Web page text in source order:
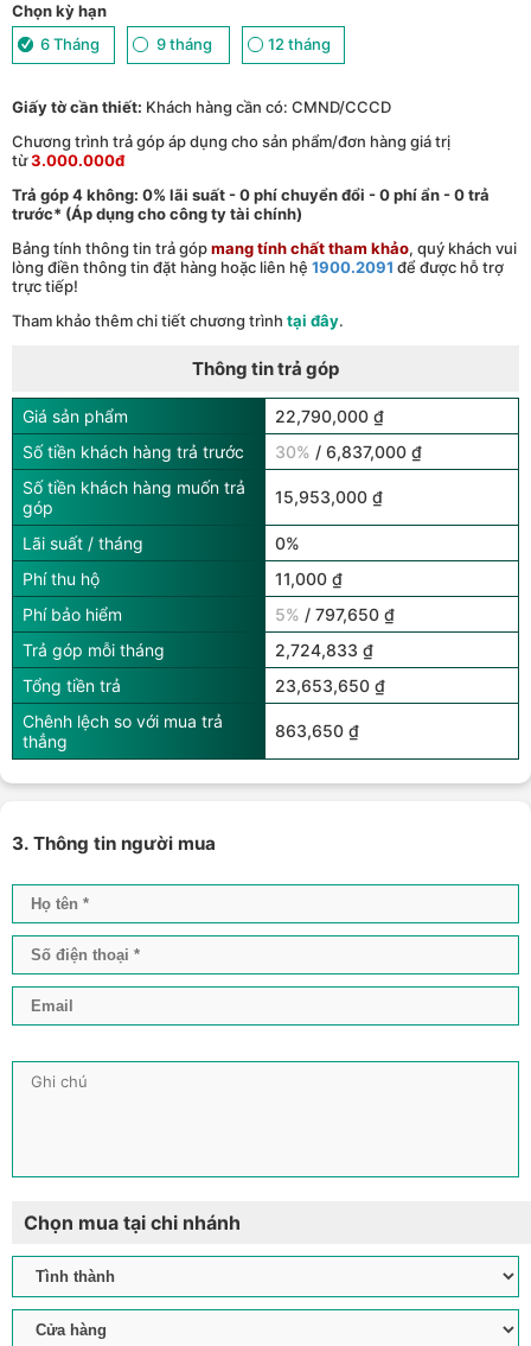
Chọn kỳ hạn
6 Tháng
9 tháng 12 tháng
Giấy tờ cần thiết: Khách hàng cần có: CMND/CCCD
Chương trình trả góp áp dụng cho sản phẩm/đơn hàng giá trị
từ3.000.000đ
Trả góp 4 không: 0% lãi suất - 0 phí chuyển đổi - 0 phí ẩn - 0 trả
trước* (Áp dụng cho công ty tài chính)
Bảng tính thông tin trả gópmang tính chất tham khảo, quý khách vui
lòng điền thông tin đặt hàng hoặc liên hệ 1900.2091 để được hỗ trợ
trực tiếp!
Tham khảo thêm chi tiết chương trình tại đây.
Thông tin trả góp
Giá sản phẩm
22,790,000 ₫
Số tiền khách hàng trả trước
30% / 6,837,000 ₫
Số tiền khách hàng muốn trả
góp
15,953,000 ₫
Lãi suất / tháng
0%
Phí thu hộ
11,000 ₫
Phí bảo hiểm
5% / 797,650 ₫
Trả góp mỗi tháng
2,724,833 ₫
Tổng tiền trả
23,653,650 ₫
Chênh lệch so với mua trả
thẳng
863,650 ₫
3. Thông tin người mua
Chọn mua tại chi nhánh